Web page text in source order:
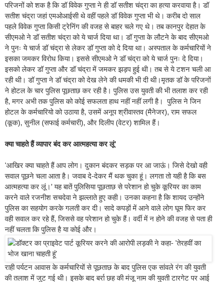
परिजनों को शक है कि डॉ विवेक गुप्ता ने ही डॉ सतीश चंद्रा का हत्या करवाया है। डॉ
सतीश चंद्रा जहां एमओआईसी थे वहीं पहले डॉ विवेक गुप्ता भी थे। करीब दो साल
पहले विवेक गुप्ता किसी ट्रेनिंग की वजह से बाहर चले गए थे। तब कानपुर देहात के
सीएमओ ने डॉ सतीश चंद्रा को ये चार्ज दिया था। डॉ गुप्ता के लौटने के बाद सीएमओ
ने पुनः ये चार्ज डॉ चंद्रा से लेकर डॉ गुप्ता को दे दिया था। अस्पताल के कर्मचारियों ने
इसका जमकर विरोध किया। इससे सीएमओ ने डॉ चंद्रा को ये चार्ज पुनः दे दिया।
इसको लेकर डॉ गुप्ता और डॉ चंद्रा में जमकर झड़प हुई थी। तब से ये टशन चली आ
रही थी। डॉ गुप्ता ने डॉ चंद्रा को देख लेने की धमकी भी दी थी।मृतक डॉ के परिजनों
ने होटल के चार पुलिस पूछताछ कर रही है। पुलिस उस युवती की भी तलाश कर रही
है, मगर अभी तक पुलिस को कोई सफलता हाथ नहीं नहीं लगी है। पुलिस ने जिन
होटल के कर्मचारियो को उठाया है, उसमें अनूप श्रीवास्तव (मैनेजर), राम सफल
(कूक), सुनील (सफाई कर्मचारी), और दिलीप (वेटर) शामिल हैं।
क्या चाहते हैं व्यापार बंद कर आत्महत्या कर लूं'
'आखिर क्या चाहते हैं आप लोग। दुकान बंदकर सड़क पर आ जाऊं। जिसे देखो वही
सवाल पूछने चला आता है। जवाब दे-देकर मैं थक चुका हूं। लगता तो यही है कि बस
आत्महत्या कर लूं।’ यह बातें पुलिसिया पूछताछ से परेशान हो चुके कूरियर का काम
करने वाले रजनीश सचदेवा ने झल्लाते हुए कही। उनका कहना है कि शायद उन्होंने
पुलिस का सहयोग करके गलती कर दी। सादे कपड़ों में आने वाले लोग घूम फिर कर
वही सवाल कर रहे हैं, जिससे वह परेशान हो चुके हैं। वर्दी में न होने की वजह से पता ही
नहीं चलता कि पुलिस है या कोई और।
राही पर्यटन आवास के कर्मचारियों से पूछताछ के बाद पुलिस एक सांवले रंग की युवती
की तलाश में जुट गई थी। इसके बाद बर्रा छह की मंजू नाम की युवती टारगेट पर आई